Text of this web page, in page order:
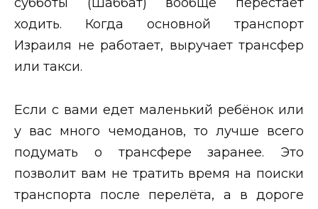
ходить. Когда основной транспорт
Израиля не работает, выручает трансфер
или такси.
Если с вами едет маленький ребёнок или
у вас много чемоданов, то лучше всего
подумать о трансфере заранее. Это
позволит вам не тратить время на поиски
транспорта после перелёта, а в дороге